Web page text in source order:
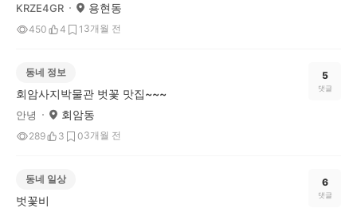
KRZE4GR 용현동
450 4 1 3개월 전
동네 정보
회암사지박물관 벗꽃 맛집~~~
안녕 회암동
289 3 03개월 전
5
댓글
동네 일상
벗꽃비
6
댓글